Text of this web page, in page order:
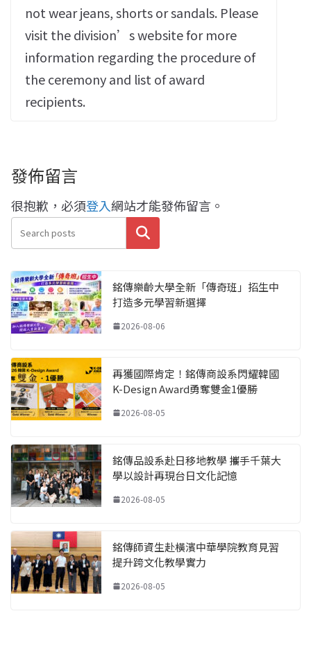
not wear jeans, shorts or sandals. Please
visit the division’s website for more
information regarding the procedure of
the ceremony and list of award
recipients.
發佈留言
很抱歉，必須登入網站才能發佈留言。
搜尋
銘傳樂齡大學全新「傳奇班」招生中
打造多元學習新選擇
2026-08-06
再獲國際肯定！銘傳商設系閃耀韓國
K-Design Award勇奪雙金1優勝
2026-08-05
銘傳品設系赴日移地教學 攜手千葉大
學以設計再現台日文化記憶
2026-08-05
銘傳師資生赴橫濱中華學院教育見習
提升跨文化教學實力
2026-08-05